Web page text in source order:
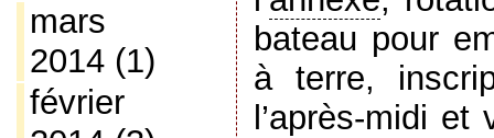
mars
2014(1)
février
bateau pour
à terre,
l’après-midi